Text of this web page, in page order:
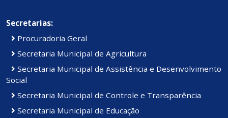
Secretarias:
Procuradoria Geral
Secretaria Municipal de Agricultura
Secretaria Municipal de Assistência e Desenvolvimento
Social
Secretaria Municipal de Controle e Transparência
Secretaria Municipal de Educação